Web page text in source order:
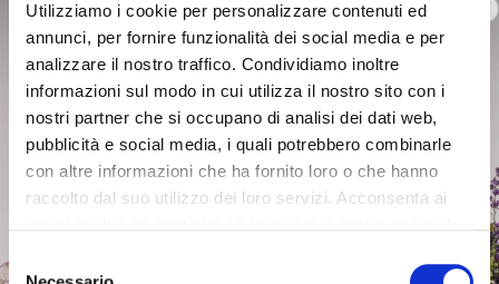
Utilizziamo i cookie per personalizzare contenuti ed
annunci, per fornire funzionalità dei social media e per
analizzare il nostro traffico. Condividiamo inoltre
informazioni sul modo in cui utilizza il nostro sito con i
nostri partner che si occupano di analisi dei dati web,
pubblicità e social media, i quali potrebbero combinarle
con altre informazioni che ha fornito loro o che hanno
raccolto dal suo utilizzo dei loro servizi. Acconsenta ai
Selezione
€105.00
-60%
€42.00
€105.00
-60%
€42.00